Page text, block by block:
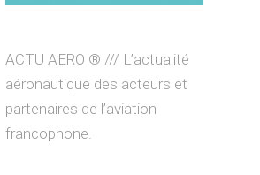
ACTU AERO ® /// L’actualité
aéronautique des acteurs et
partenaires de l’aviation
francophone.